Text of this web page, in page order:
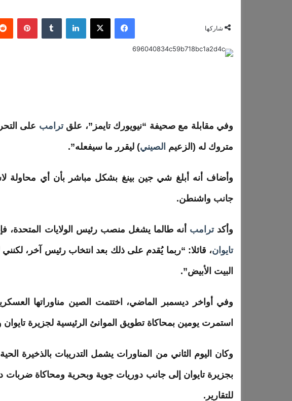
شاركها
فيسبوك ‫X لينكدإن بينتيريست
وفي مقابلة مع صحيفة “نيويورك تايمز”، علقترامب على
متروك له (الزعيم الصيني) ليقرر ما سيفعله”.
وأضاف أنه أبلغ شي جينبينغ بشكل مباشر بأن أي محاولة
جانب واشنطن.
وأكدترامب أنه طالما يشغل منصب رئيس الولايات
تايوان، قائلا: “ربما يُقدم على ذلك بعد انتخاب رئيس آخر،
البيت الأبيض”.
وفي أواخر ديسمبر الماضي، اختتمت الصين
استمرت يومين بمحاكاة تطويق الموانئ الرئيسية لجزيرةتايوان
وكان اليوم الثاني من المناورات يشمل التدريبات بالذخيرة
بجزيرة تايوان إلى جانب دوريات جوية وبحرية ومحاكاة ضربات
للتقارير.